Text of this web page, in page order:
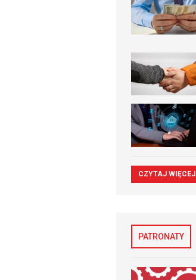
CZYTAJ WIĘCEJ
PATRONATY